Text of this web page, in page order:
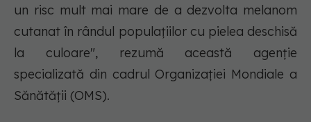
un risc mult mai mare de a dezvolta melanom
cutanat în rândul populaţiilor cu pielea deschisă
la culoare", rezumă această agenţie
specializată din cadrul Organizaţiei Mondiale a
Sănătăţii (OMS).